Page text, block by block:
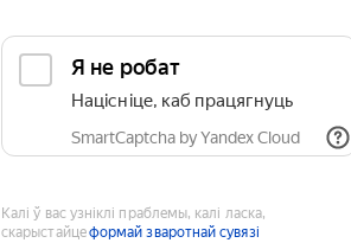
Я не робат
Націсніце, каб працягнуць
SmartCaptcha by Yandex Cloud
Калі ў вас узніклі праблемы, калі ласка,
скарыстайцеформай зваротнай сувязі